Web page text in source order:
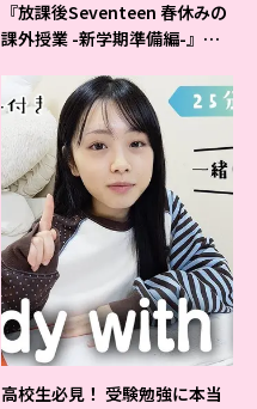
『放課後Seventeen 春休みの
課外授業 -新学期準備編-』イ
高校生必見！ 受験勉強に本当